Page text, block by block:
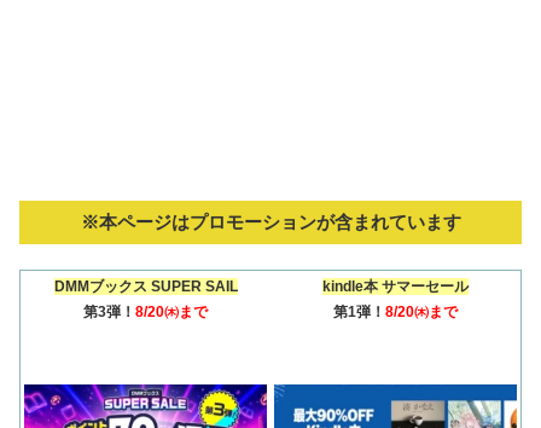
※本ページはプロモーションが含まれています
DMMブックス SUPER SAIL
第3弾！ 8/20㈭まで
kindle本 サマーセール
第1弾！ 8/20㈭まで